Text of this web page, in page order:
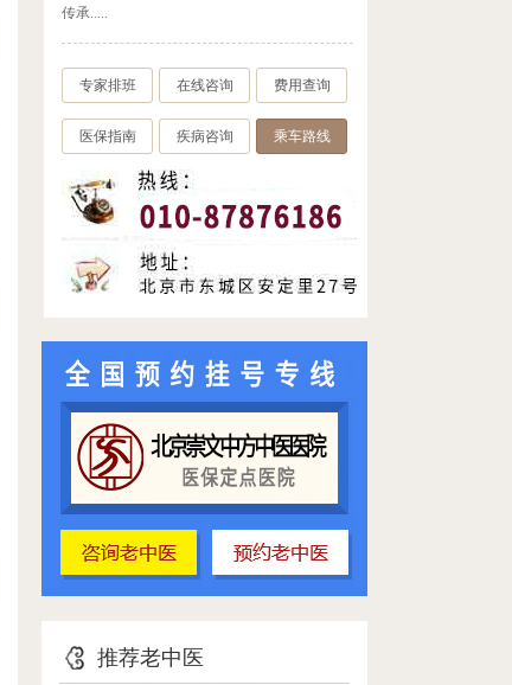
传承.....
专家排班 在线咨询 费用查询
医保指南 疾病咨询 乘车路线
推荐老中医